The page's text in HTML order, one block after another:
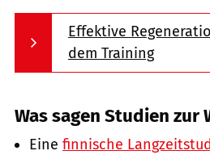
Effektive
dem Training
Was sagen Studien zur
Eine finnische